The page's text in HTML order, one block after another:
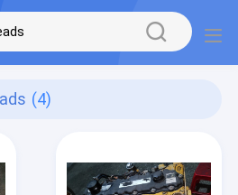
(4)